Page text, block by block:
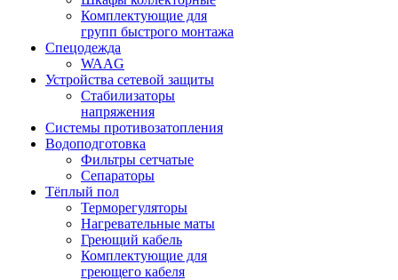
Комплектующие для
групп быстрого монтажа
Спецодежда
WAAG
Устройства сетевой защиты
Стабилизаторы
напряжения
Системы противозатопления
Водоподготовка
Фильтры сетчатые
Сепараторы
Тёплый пол
Терморегуляторы
Нагревательные маты
Греющий кабель
Комплектующие для
греющего кабеля